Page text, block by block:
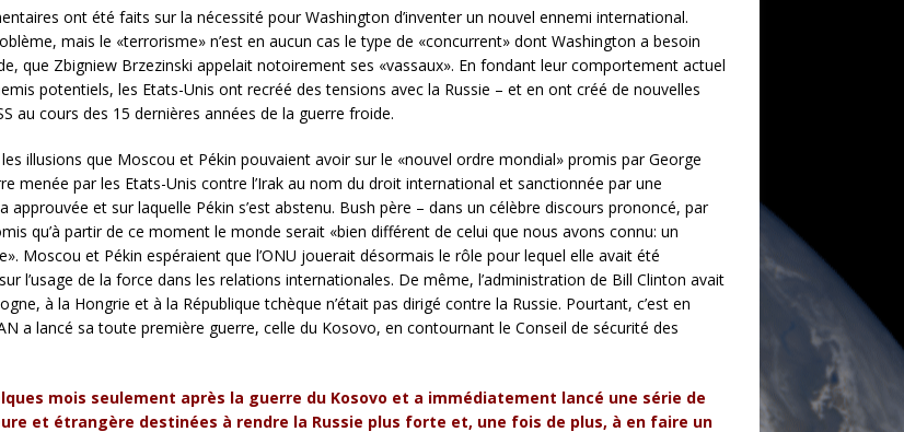
ont été faits sur la nécessité pour Washington d’inventer un nouvel ennemi international.
mais le «terrorisme» n’est en aucun cas le type de «concurrent» dont Washington a besoin
que Zbigniew Brzezinski appelait notoirement ses «vassaux». En fondant leur comportement actuel
potentiels, les Etats-Unis ont recréé des tensions avec la Russie – et en ont créé de nouvelles
au cours des 15 dernières années de la guerre froide.
illusions que Moscou et Pékin pouvaient avoir sur le «nouvel ordre mondial» promis par George
menée par les Etats-Unis contre l’Irak au nom du droit international et sanctionnée par une
et sur laquelle Pékin s’est abstenu. Bush père – dans un célèbre discours prononcé, par
qu’à partir de ce moment le monde serait «bien différent de celui que nous avons connu: un
Moscou et Pékin espéraient que l’ONU jouerait désormais le rôle pour lequel elle avait été
l’usage de la force dans les relations internationales. De même, l’administration de Bill Clinton avait
à la Hongrie et à la République tchèque n’était pas dirigé contre la Russie. Pourtant, c’est en
a lancé sa toute première guerre, celle du Kosovo, en contournant le Conseil de sécurité des
mois seulement après la guerre du Kosovo et a immédiatement lancé une série de
et étrangère destinées à rendre la Russie plus forte et, une fois de plus, à en faire un